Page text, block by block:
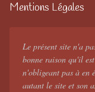
Mentions Légales
Le présent site n'a
bonne raison qu'il
n'obligeant pas à en
autant le site et son